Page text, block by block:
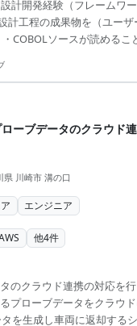
非常にやりがいのあるポ
設計開発経験（フレームワ
計工程の成果物を（ユー
COBOLソースが読めるこ
ーブデータのクラウド
県 川崎市 溝の口
エンジニア
他4件
のクラウド連携の対応を
プローブデータをクラウ
を生成し車両に返却する